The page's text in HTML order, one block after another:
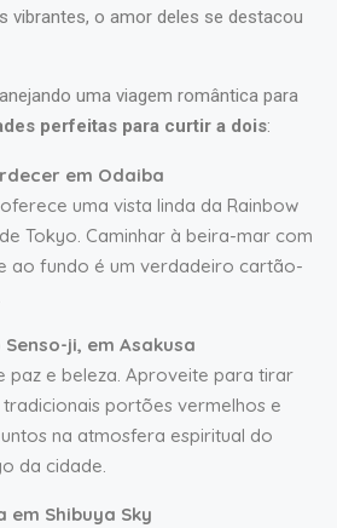
vibrantes, o amor deles se destacou
uma viagem romântica para
perfeitas para curtir a dois:
em Odaiba
uma vista linda da Rainbow
Tokyo. Caminhar à beira-mar com
ao fundo é um verdadeiro cartão-
ji, em Asakusa
paz e beleza. Aproveite para tirar
portões vermelhos e
na atmosfera espiritual do
da cidade.
Shibuya Sky